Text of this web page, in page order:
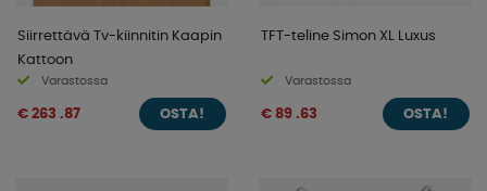
Siirrettävä Tv-kiinnitin Kaapin
Kattoon
Varastossa
€ 263 .87 OSTA!
TFT-teline Simon XL Luxus
Varastossa
€ 89 .63 OSTA!